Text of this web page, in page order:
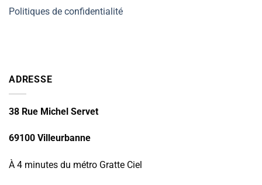
Politiques de confidentialité
ADRESSE
38 Rue Michel Servet
69100 Villeurbanne
À 4 minutes du métro Gratte Ciel